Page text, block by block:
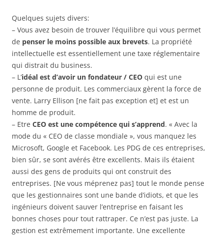
Quelques sujets divers:
– Vous avez besoin de trouver l’équilibre qui vous permet
de penser le moins possible aux brevets. La propriété
intellectuelle est essentiellement une taxe réglementaire
qui distrait du business.
– L’idéal est d’avoir un fondateur / CEO qui est une
personne de produit. Les commerciaux gèrent la force de
vente. Larry Ellison [ne fait pas exception et] et est un
homme de produit.
– Etre CEO est une compétence qui s’apprend. « Avec la
mode du « CEO de classe mondiale », vous manquez les
Microsoft, Google et Facebook. Les PDG de ces entreprises,
bien sûr, se sont avérés être excellents. Mais ils étaient
aussi des gens de produits qui ont construit des
entreprises. [Ne vous méprenez pas] tout le monde pense
que les gestionnaires sont une bande d’idiots, et que les
ingénieurs doivent sauver l’entreprise en faisant les
bonnes choses pour tout rattraper. Ce n’est pas juste. La
gestion est extrêmement importante. Une excellente